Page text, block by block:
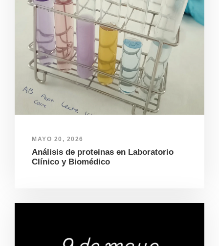
MAYO 20, 2026
Análisis de proteinas en Laboratorio
Clínico y Biomédico